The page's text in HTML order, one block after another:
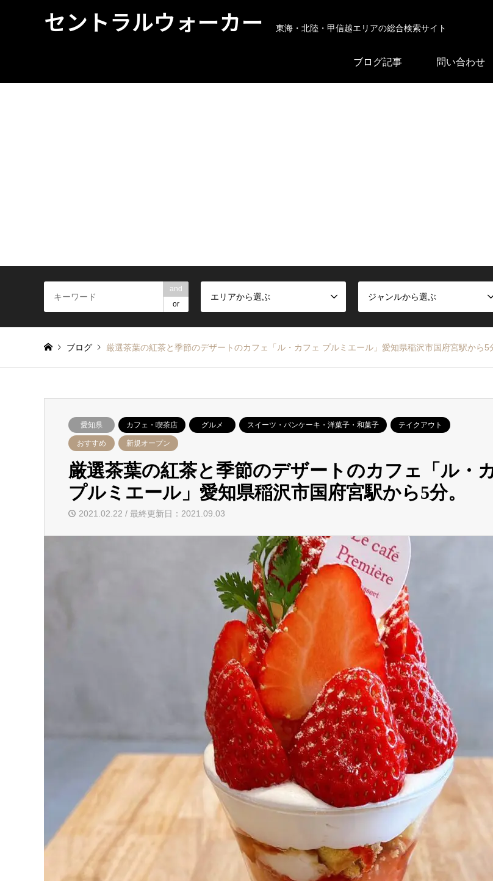
セントラルウォーカー 東海・北陸・甲信越エリアの総合検索サイト
ブログ記事 問い合わせ
and
or
エリアから選ぶ ジャンルから選ぶ
ブログ 厳選茶葉の紅茶と季節のデザートのカフェ「ル・カフェ プルミエール」愛知県稲沢市国府宮駅から5
愛知県 カフェ・喫茶店 グルメ スイーツ・パンケーキ・洋菓子・和菓子 テイクアウト
おすすめ 新規オープン
厳選茶葉の紅茶と季節のデザートのカフェ「ル・
プルミエール」愛知県稲沢市国府宮駅から5分。
2021.02.22 / 最終更新日：2021.09.03